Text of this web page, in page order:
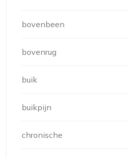
bovenbeen
bovenrug
buik
buikpijn
chronische